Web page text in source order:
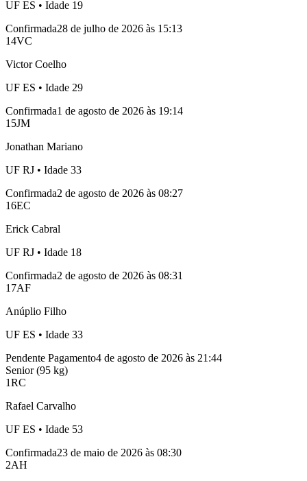
UF ES • Idade 19
Confirmada28 de julho de 2026 às 15:13
14VC
Victor Coelho
UF ES • Idade 29
Confirmada1 de agosto de 2026 às 19:14
15JM
Jonathan Mariano
UF RJ • Idade 33
Confirmada2 de agosto de 2026 às 08:27
16EC
Erick Cabral
UF RJ • Idade 18
Confirmada2 de agosto de 2026 às 08:31
17AF
Anúplio Filho
UF ES • Idade 33
Pendente Pagamento4 de agosto de 2026 às 21:44
Senior (95 kg)
1RC
Rafael Carvalho
UF ES • Idade 53
Confirmada23 de maio de 2026 às 08:30
2AH